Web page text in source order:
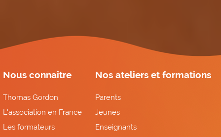
Nos ateliers et formations
Parents
Jeunes
Enseignants
Nous connaître
Thomas Gordon
L'association en France
Les formateurs